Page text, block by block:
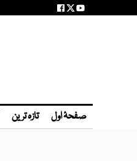
صفحۂ اول تازہ ترین